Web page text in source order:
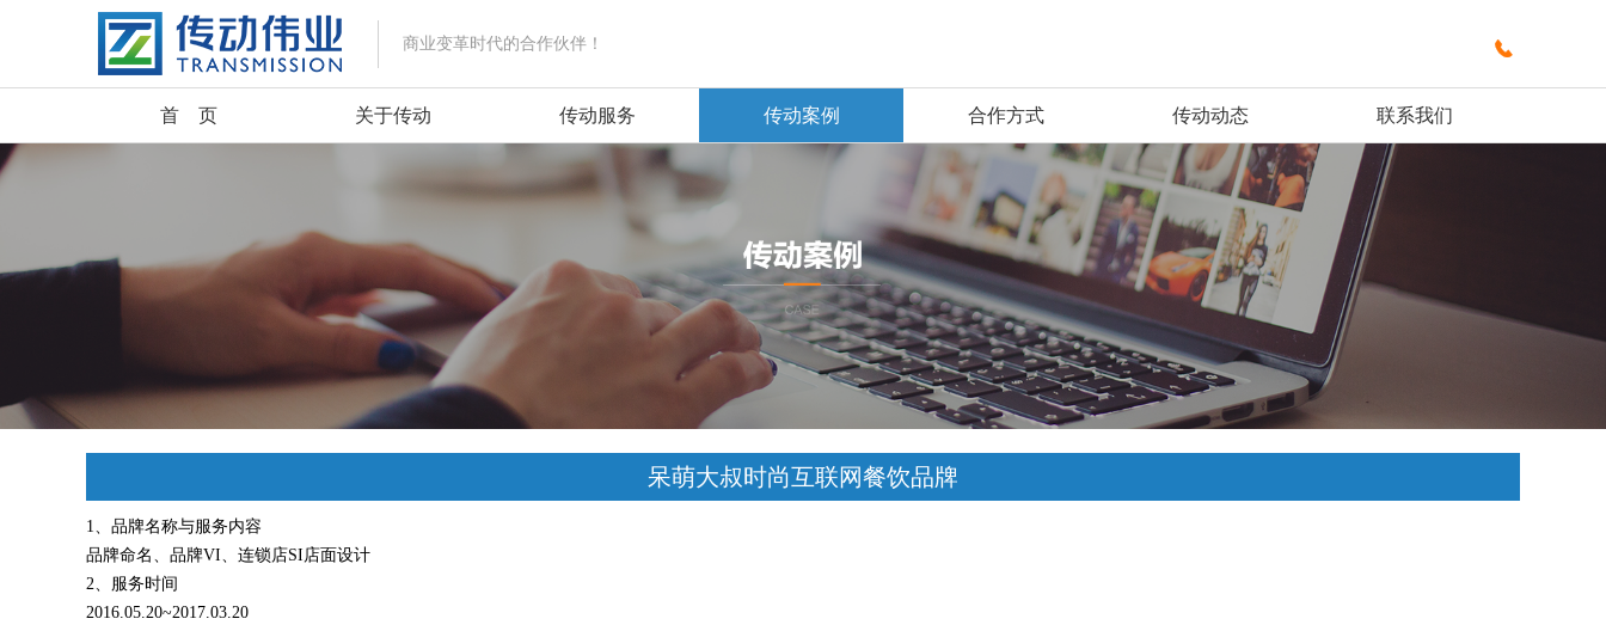
商业变革时代的合作伙伴！ 
首 页 关于传动 传动服务 传动案例 合作方式 传动动态 联系我们
呆萌大叔时尚互联网餐饮品牌
1、品牌名称与服务内容
品牌命名、品牌VI、连锁店SI店面设计
2、服务时间
2016.05.20~2017.03.20